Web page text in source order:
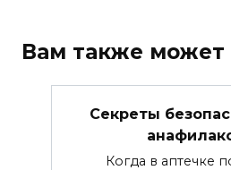
Вам также может
Секреты
Когда в аптечке